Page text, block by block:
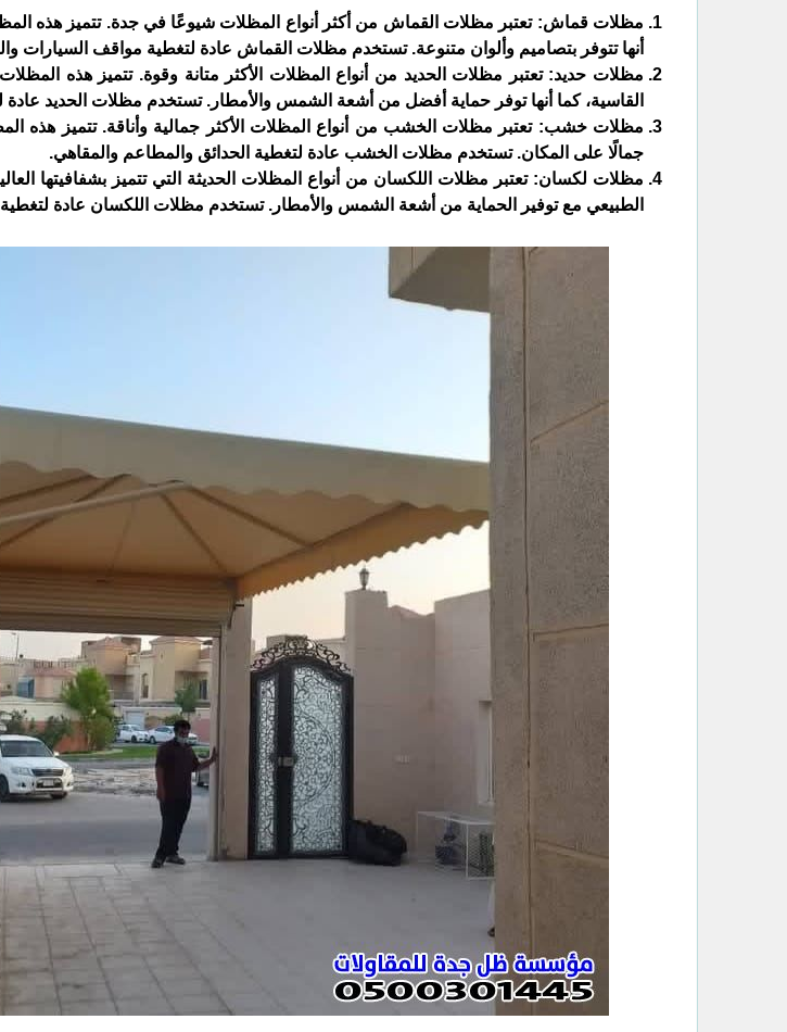
مظلات قماش: تعتبر مظلات القماش من أكثر أنواع المظلات شيوعًا في جدة. تتميز هذه
أنها تتوفر بتصاميم وألوان متنوعة. تستخدم مظلات القماش عادة لتغطية مواقف السيارات
مظلات حديد: تعتبر مظلات الحديد من أنواع المظلات الأكثر متانة وقوة. تتميز هذه
القاسية، كما أنها توفر حماية أفضل من أشعة الشمس والأمطار. تستخدم مظلات الحديد عادة
مظلات خشب: تعتبر مظلات الخشب من أنواع المظلات الأكثر جمالية وأناقة. تتميز هذه
جمالًا على المكان. تستخدم مظلات الخشب عادة لتغطية الحدائق والمطاعم والمقاهي.
مظلات لكسان: تعتبر مظلات اللكسان من أنواع المظلات الحديثة التي تتميز بشفافيتها
الطبيعي مع توفير الحماية من أشعة الشمس والأمطار. تستخدم مظلات اللكسان عادة لتغطية